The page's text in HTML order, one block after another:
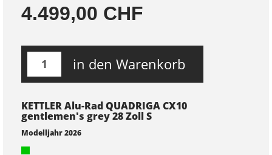
4.499,00 CHF
in den Warenkorb
KETTLER Alu-Rad QUADRIGA CX10
gentlemen's grey 28 Zoll S
Modelljahr 2026